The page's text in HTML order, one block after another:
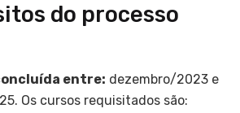
do processo
entre: dezembro/2023 e
Os cursos requisitados são: